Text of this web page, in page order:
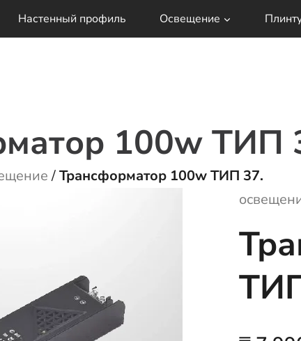
Настенный профиль Освещение
100w ТИП
/Трансформатор 100w ТИП 37.